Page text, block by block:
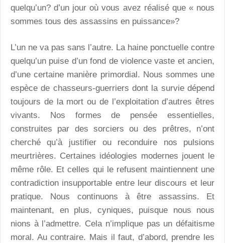
quelqu’un? d’un jour où vous avez réalisé que « nous
sommes tous des assassins en puissance»?
L’un ne va pas sans l’autre. La haine ponctuelle contre
quelqu’un puise d’un fond de violence vaste et ancien,
d’une certaine manière primordial. Nous sommes une
espèce de chasseurs-guerriers dont la survie dépend
toujours de la mort ou de l’exploitation d’autres êtres
vivants. Nos formes de pensée essentielles,
construites par des sorciers ou des prêtres, n’ont
cherché qu’à justifier ou reconduire nos pulsions
meurtrières. Certaines idéologies modernes jouent le
même rôle. Et celles qui le refusent maintiennent une
contradiction insupportable entre leur discours et leur
pratique. Nous continuons à être assassins. Et
maintenant, en plus, cyniques, puisque nous nous
nions à l’admettre. Cela n’implique pas un défaitisme
moral. Au contraire. Mais il faut, d’abord, prendre les